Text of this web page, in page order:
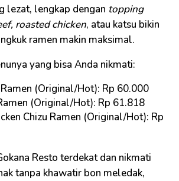
lezat, lengkap dengan topping
roasted chicken, atau katsu bikin
ramen makin maksimal.
yang bisa Anda nikmati:
Ramen (Original/Hot): Rp 60.000
(Original/Hot): Rp 61.818
Chizu Ramen (Original/Hot): Rp
Resto terdekat dan nikmati
tanpa khawatir bon meledak,